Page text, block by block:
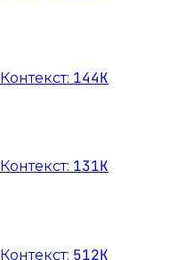
Контекст: 144K
Контекст: 131K
Контекст: 512K